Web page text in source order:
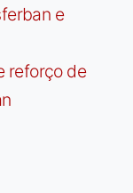
e
reforço de